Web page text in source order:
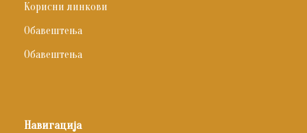
Корисни линкови
Обавештења
Обавештења
Навигација